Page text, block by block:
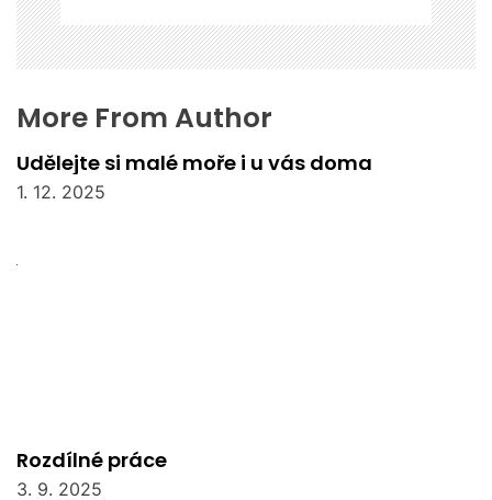
More From Author
Udělejte si malé moře i u vás doma
1. 12. 2025
Rozdílné práce
3. 9. 2025